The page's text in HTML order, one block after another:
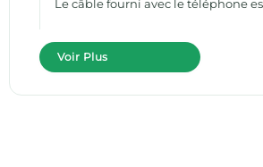
Le câble fourni avec le téléphone
Voir Plus